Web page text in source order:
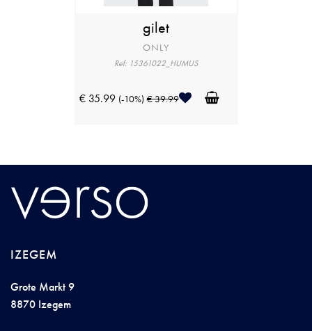
gilet
ONLY
Ref: 15361022_HUMUS
€ 35.99 (-10%) € 39.99
IZEGEM
Grote Markt 9
8870 Izegem